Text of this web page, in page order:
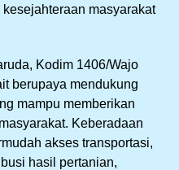
masyarakat
Kodim 1406/Wajo
berupaya mendukung
mampu memberikan
Keberadaan
akses transportasi,
hasil pertanian,